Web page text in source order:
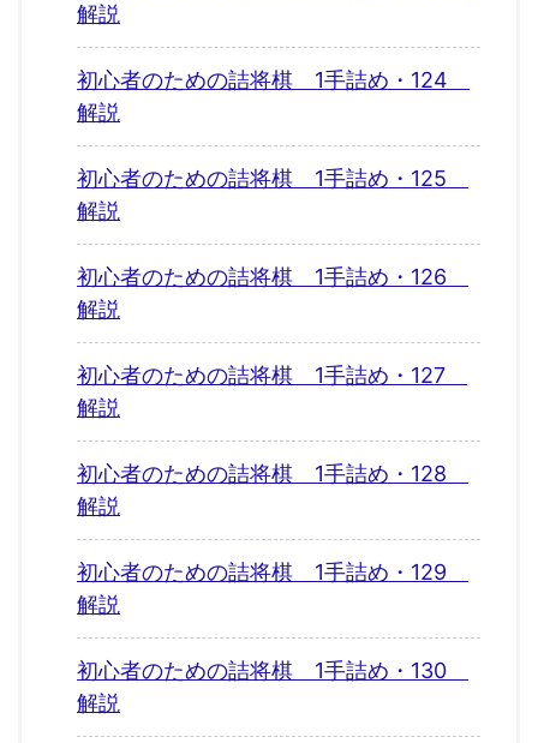
解説
初心者のための詰将棋 1手詰め・124
解説
初心者のための詰将棋 1手詰め・125
解説
初心者のための詰将棋 1手詰め・126
解説
初心者のための詰将棋 1手詰め・127
解説
初心者のための詰将棋 1手詰め・128
解説
初心者のための詰将棋 1手詰め・129
解説
初心者のための詰将棋 1手詰め・130
解説